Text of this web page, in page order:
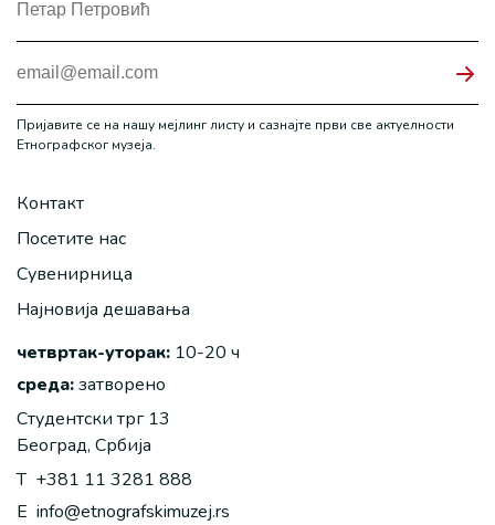
Пријавите се на нашу мејлинг листу и сазнајте први све актуелности
Етнографског музеја.
Контакт
Посетите нас
Сувенирница
Најновија дешавања
четвртак-уторак: 10-20 ч
среда:затворено
Студентски трг 13
Београд, Србија
T +381 11 3281 888
E info@etnografskimuzej.rs